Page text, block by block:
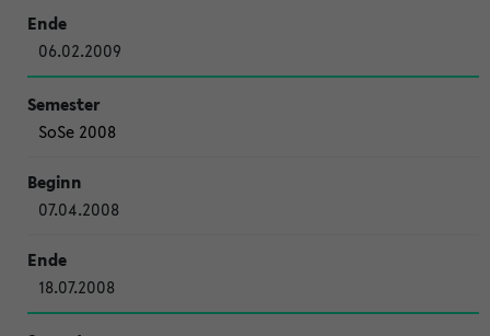
06.02.2009
SoSe 2008
07.04.2008
18.07.2008